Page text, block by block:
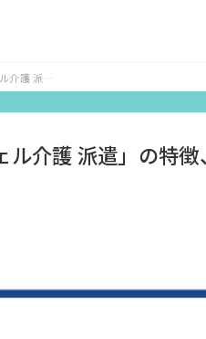
介護 派
ル介護 派遣」の特